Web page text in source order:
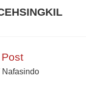
Nafasindo